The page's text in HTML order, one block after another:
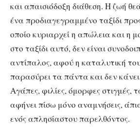
και απαισιόδοξη διάθεση. Η ζωή
ένα προδιαγεγραμμένο ταξίδι
οποίο κυριαρχεί η απώλεια και η
στο ταξίδι αυτό, δεν είναι
αντίπαλος, αφού η καταλυτική
παρασύρει τα πάντα και δεν κάνει
Αγάπες, φιλίες, όμορφες στιγμές,
αφήνει πίσω μόνο αναμνήσεις,
ενός απλησίαστου παρελθόντος.